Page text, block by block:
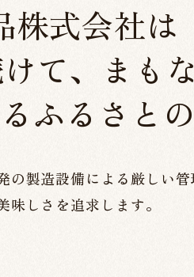
株式会社は
て、
まも
ふるさと
製造設備による厳しい管
味しさを追求します。